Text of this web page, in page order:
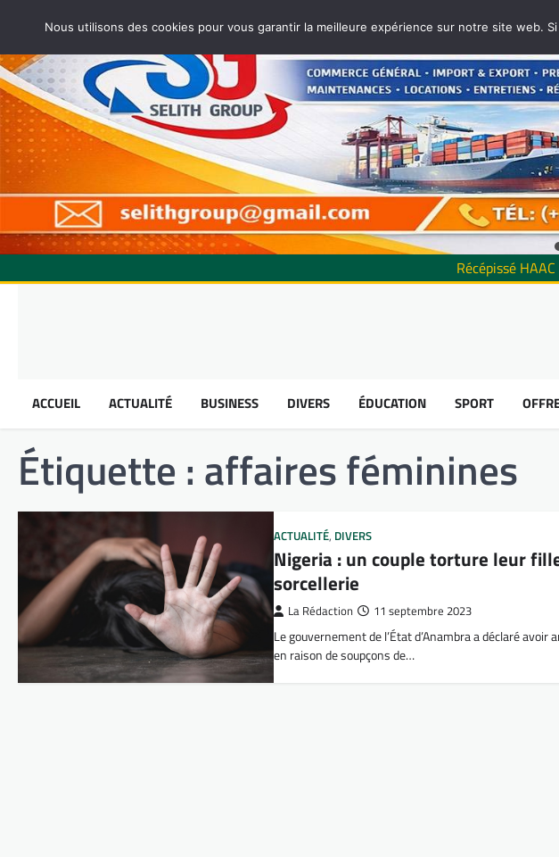
Récépissé
ACCUEIL ACTUALITÉ BUSINESS DIVERS ÉDUCATION SPORT
Étiquette : affaires féminines
ACTUALITÉ, DIVERS
Nigeria : un couple torture leur fille
sorcellerie
La Rédaction 11 septembre 2023
Le gouvernement de l’État d’Anambra a déclaré avoir
en raison de soupçons de…
Nous utilisons des cookies pour vous garantir la meilleure expérience sur notre site web.